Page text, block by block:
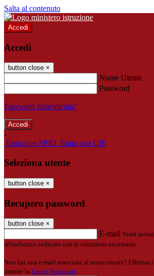
Salta al contenuto
Accedi
Accedi
button close ×
Nome Utente
Password
Password dimenticata?
-
Entra con SPID Entra con CIE
Seleziona utente
button close ×
Recupero password
button close ×
E-mail Verrà
all'indirizzo indicato con le istruzioni necessarie.
Non hai una e-mail associata al nome utente? Effettua
tramite la Login Spaggiari